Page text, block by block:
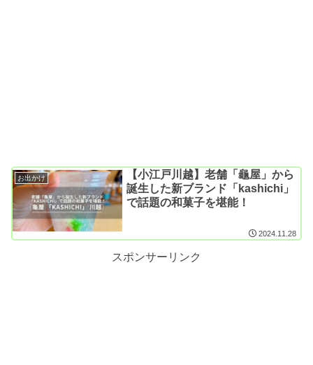
お出かけ
【小江戸川越】老舗「龜屋」から
誕生した新ブランド「kashichi」
で話題の和菓子を堪能！
2024.11.28
スポンサーリンク